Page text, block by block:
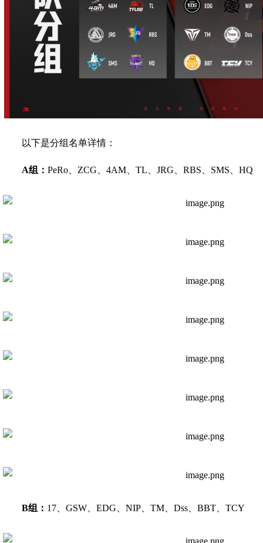
以下是分组名单详情：
A组： PeRo、ZCG、4AM、TL、JRG、RBS、SMS、HQ
B组： 17、GSW、EDG、NIP、TM、Dss、BBT、TCY